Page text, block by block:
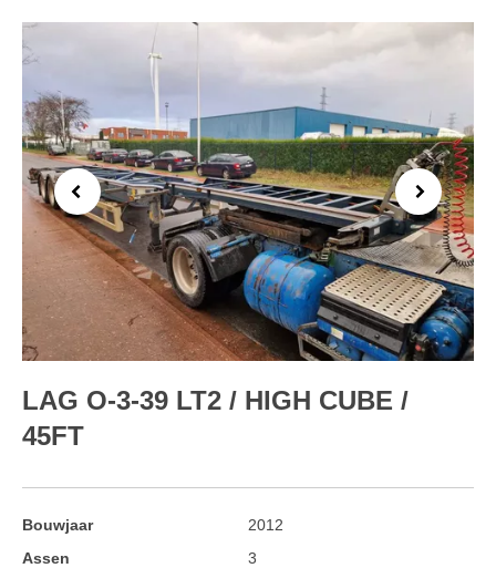
Previous Next
LAG O-3-39 LT2 / HIGH CUBE /
45FT
Bouwjaar
2012
Assen
3